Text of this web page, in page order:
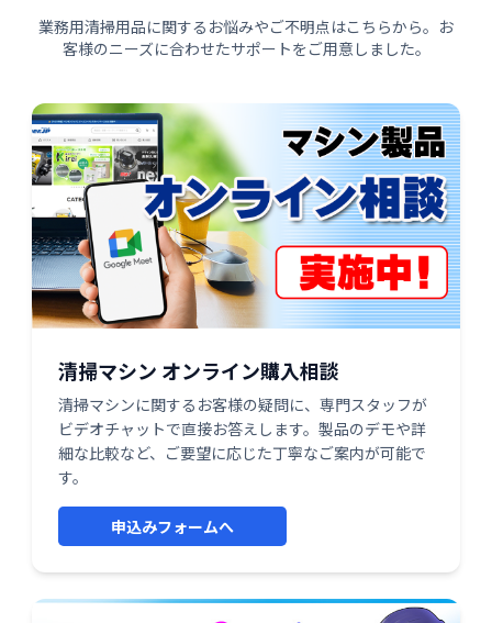
業務用清掃用品に関するお悩みやご不明点はこちらから。お
客様のニーズに合わせたサポートをご用意しました。
清掃マシン オンライン購入相談
清掃マシンに関するお客様の疑問に、専門スタッフが
ビデオチャットで直接お答えします。製品のデモや詳
細な比較など、ご要望に応じた丁寧なご案内が可能で
す。
申込みフォームへ